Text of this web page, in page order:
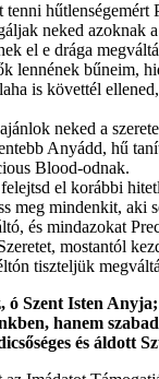
tenni hűtlenségemért
neked azoknak
el e drága
lennének bűneim,
is követtél
neked a
Anyádd, hű
Blood-odnak.
el korábbi
meg mindenkit, aki
és mindazokat
mostantól
tiszteljük
ó Szent Isten
hanem
és áldott